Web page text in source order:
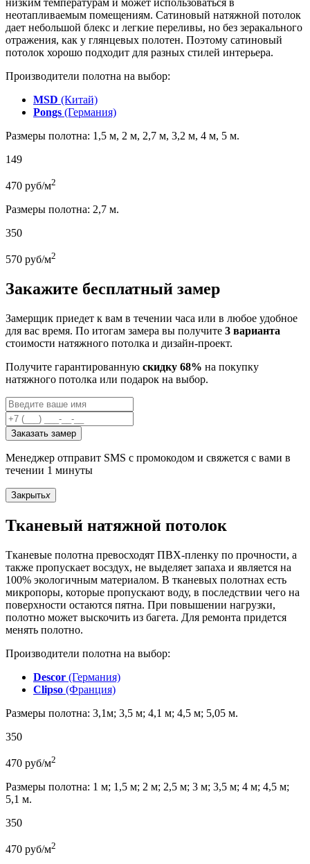
неотапливаемым помещениям. Сатиновый натяжной потолок
дает небольшой блекс и легкие переливы, но без зеракального
отражения, как у глянцевых полотен. Поэтому сатиновый
потолок хорошо подходит для разных стилей интерьера.
Производители полотна на выбор:
MSD (Китай)
Pongs (Германия)
Размеры полотна: 1,5 м, 2 м, 2,7 м, 3,2 м, 4 м, 5 м.
149
470 руб/м2
Размеры полотна: 2,7 м.
350
570 руб/м2
Закажите бесплатный замер
Замерщик приедет к вам в течении часа или в любое удобное
для вас время. По итогам замера вы получите 3 варианта
стоимости натяжного потолка и дизайн-проект.
Получите гарантированную скидку 68% на покупку
натяжного потолка или подарок на выбор.
Заказать замер
Менеджер отправит SMS с промокодом и свяжется с вами в
течении 1 минуты
Закрытьx
Тканевый натяжной потолок
Тканевые полотна превосходят ПВХ-пленку по прочности, а
также пропускает восздух, не выделяет запаха и является на
100% экологичным материалом. В тканевых полотнах есть
микропоры, которые пропускают воду, в последствии чего на
поверхности остаются пятна. При повышении нагрузки,
полотно может выскочить из багета. Для ремонта придется
менять полотно.
Производители полотна на выбор:
Descor (Германия)
Clipso (Франция)
Размеры полотна: 3,1м; 3,5 м; 4,1 м; 4,5 м; 5,05 м.
350
470 руб/м2
Размеры полотна: 1 м; 1,5 м; 2 м; 2,5 м; 3 м; 3,5 м; 4 м; 4,5 м;
5,1 м.
350
470 руб/м2